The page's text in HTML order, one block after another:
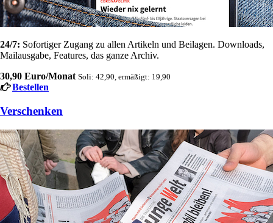
24/7: Sofortiger Zugang zu allen Artikeln und Beilagen. Downloads,
Mailausgabe, Features, das ganze Archiv.
30,90 Euro/Monat Soli: 42,90, ermäßigt: 19,90
Bestellen
Verschenken